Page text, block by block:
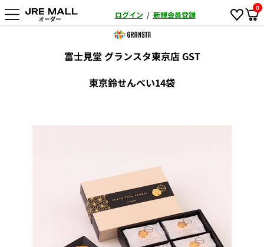
ログイン / 新規会員登録
0
富士見堂 グランスタ東京店 GST
東京鈴せんべい14袋